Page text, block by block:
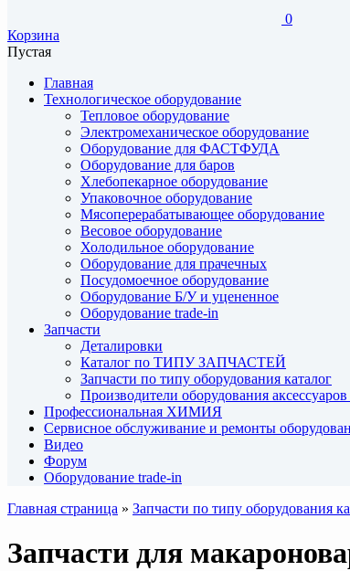
0
Корзина
Пустая
Главная
Технологическое оборудование
Тепловое оборудование
Электромеханическое оборудование
Оборудование для ФАСТФУДА
Оборудование для баров
Хлебопекарное оборудование
Упаковочное оборудование
Мясоперерабатывающее оборудование
Весовое оборудование
Холодильное оборудование
Оборудование для прачечных
Посудомоечное оборудование
Оборудование Б/У и уцененное
Оборудование trade-in
Запчасти
Деталировки
Каталог по ТИПУ ЗАПЧАСТЕЙ
Запчасти по типу оборудования каталог
Производители оборудования аксессуаров
Профессиональная ХИМИЯ
Сервисное обслуживание и ремонты
Видео
Форум
Оборудование trade-in
Главная страница » Запчасти по типу оборудования
Запчасти для